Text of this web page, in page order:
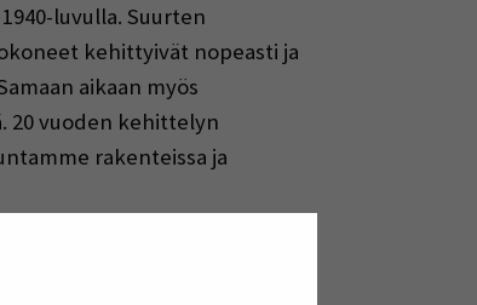
luvulla. Suurten
kehittyivät nopeasti ja
aikaan myös
20 vuoden kehittelyn
rakenteissa ja